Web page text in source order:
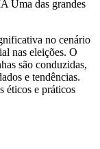
Uma das grandes
no cenário
nas eleições. O
são conduzidas,
e tendências.
éticos e práticos